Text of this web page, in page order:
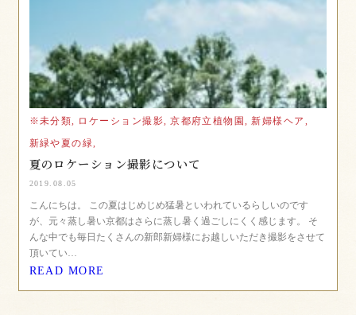
※未分類, ロケーション撮影, 京都府立植物園, 新婦様ヘア,
新緑や夏の緑,
夏のロケーション撮影について
2019.08.05
こんにちは。 この夏はじめじめ猛暑といわれているらしいのです
が、元々蒸し暑い京都はさらに蒸し暑く過ごしにくく感じます。 そ
んな中でも毎日たくさんの新郎新婦様にお越しいただき撮影をさせて
頂いてい…
READ MORE